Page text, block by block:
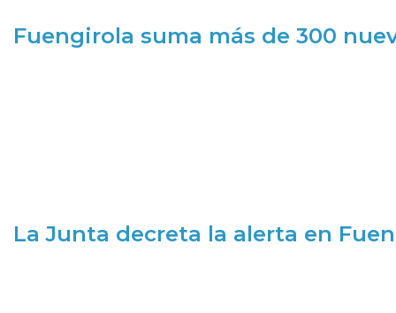
Fuengirola suma más de 300
La Junta decreta la alerta en